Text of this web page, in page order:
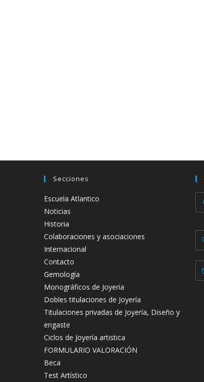
Secciones
Escuela Atlantico
Noticias
Historia
Colaboraciones y asociaciones
Internacional
Contacto
Gemología
Monográficos de Joyería
Dobles titulaciones de Joyería
Titulaciones privadas de Joyería, Diseño y
engaste
Ciclos de Joyería artistica
FORMULARIO VALORACIÓN
Beca
Test Artístico